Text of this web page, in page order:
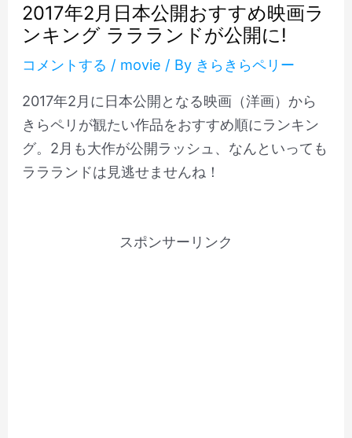
2017年2月日本公開おすすめ映画ラ
ンキング ララランドが公開に!
コメントする / movie / By きらきらペリー
2017年2月に日本公開となる映画（洋画）から
きらペリが観たい作品をおすすめ順にランキン
グ。2月も大作が公開ラッシュ、なんといっても
ララランドは見逃せませんね！
スポンサーリンク